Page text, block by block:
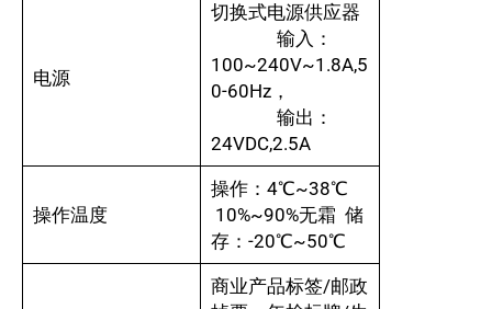
电源
切换式电源供应器
输入：
100~240V~1.8A,5
0-60Hz，
输出：
24VDC,2.5A
操作温度
操作：4℃~38℃
10%~90%无霜 储
存：-20℃~50℃
商业产品标签/邮政